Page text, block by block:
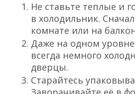
Не ставьте теплые и
в холодильник.
комнате или на
Даже на одном уровне
всегда немного
дверцы.
Старайтесь